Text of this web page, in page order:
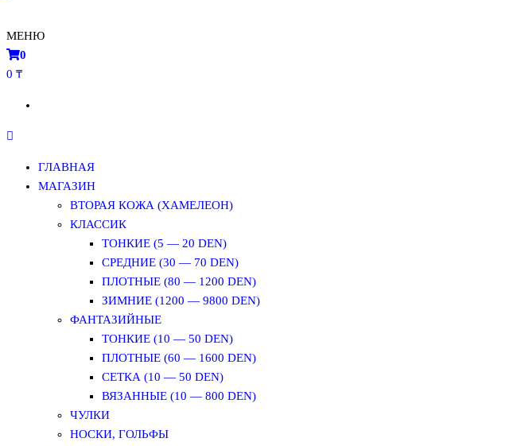
МЕНЮ
0
0 ₸
ГЛАВНАЯ
МАГАЗИН
ВТОРАЯ КОЖА (ХАМЕЛЕОН)
КЛАССИК
ТОНКИЕ (5 — 20 DEN)
СРЕДНИЕ (30 — 70 DEN)
ПЛОТНЫЕ (80 — 1200 DEN)
ЗИМНИЕ (1200 — 9800 DEN)
ФАНТАЗИЙНЫЕ
ТОНКИЕ (10 — 50 DEN)
ПЛОТНЫЕ (60 — 1600 DEN)
СЕТКА (10 — 50 DEN)
ВЯЗАННЫЕ (10 — 800 DEN)
ЧУЛКИ
НОСКИ, ГОЛЬФЫ